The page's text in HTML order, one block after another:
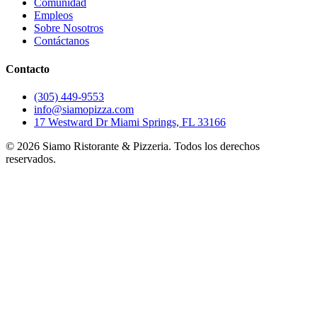
Comunidad
Empleos
Sobre Nosotros
Contáctanos
Contacto
(305) 449-9553
info@siamopizza.com
17 Westward Dr Miami Springs, FL 33166
© 2026 Siamo Ristorante & Pizzeria. Todos los derechos
reservados.